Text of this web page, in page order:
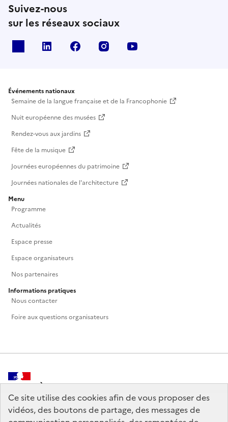
Ce site utilise des cookies afin de vous proposer des
vidéos, des boutons de partage, des messages de
Suivez-nous
sur les réseaux sociaux
Linkedin Facebook Instagram
Événements nationaux
Semaine de la langue française et de la Francophonie
Nuit européenne des musées
Rendez-vous aux jardins
Fête de la musique
Journées européennes du patrimoine
Journées nationales de l'architecture
Menu
Programme
Actualités
Espace presse
Espace organisateurs
Nos partenaires
Informations pratiques
Nous contacter
Foire aux questions organisateurs
MINISTÈRE
DE LA CULTURE